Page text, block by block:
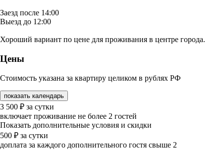
Заезд после 14:00
Выезд до 12:00
Хороший вариант по цене для проживания в центре города.
Цены
Стоимость указана за квартиру целиком в рублях РФ
показать календарь
3 500 ₽ за сутки
включает проживание не более 2 гостей
Показать дополнительные условия и скидки
500 ₽ за сутки
доплата за каждого дополнительного гостя свыше 2